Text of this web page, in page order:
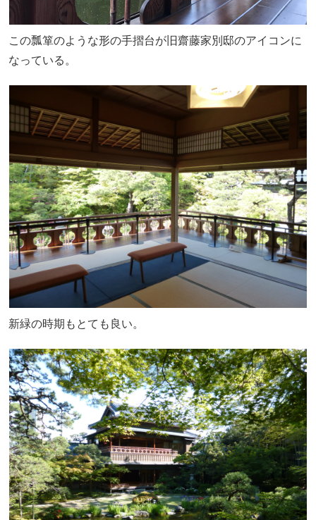
この瓢箪のような形の手摺台が旧齋藤家別邸のアイコンに
なっている。
新緑の時期もとても良い。